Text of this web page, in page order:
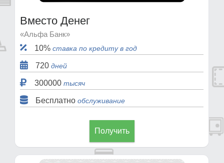
Вместо Денег
«Альфа Банк»
10% ставка по кредиту в год
720 дней
300000 тысяч
Бесплатно обслуживание
Получить